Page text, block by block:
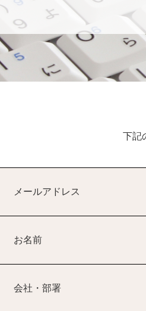
下記
メールアドレス
お名前
会社・部署